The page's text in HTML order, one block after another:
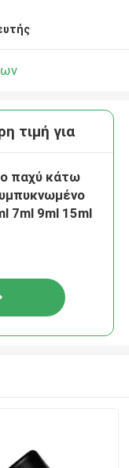
τιμή για
παχύ κάτω
7ml 9ml 15ml